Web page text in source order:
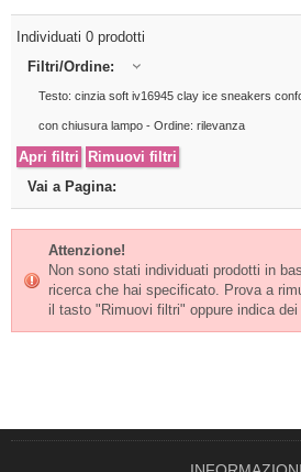
Individuati 0 prodotti
Filtri/Ordine:
Testo: cinzia soft iv16945 clay ice sneakers
con chiusura lampo - Ordine: rilevanza
Vai a Pagina:
Attenzione!
Non sono stati individuati prodotti in
ricerca che hai specificato. Prova a
il tasto "Rimuovi filtri" oppure indica